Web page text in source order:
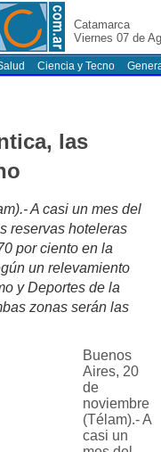
Catamarca
Viernes 07 de
Ciencia y Tecno
las
A casi un mes del
reservas hoteleras
por ciento en la
un relevamiento
y Deportes de la
zonas serán las
Buenos
Aires, 20
de
noviembre
(Télam).- A
casi un